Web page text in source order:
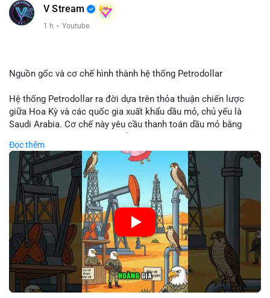
Xem chi tiết các bài viết đầy đủ tại dòng thời gian của Vlike.vn!
V Stream
1 h · Youtube
Nguồn gốc và cơ chế hình thành hệ thống Petrodollar
Hệ thống Petrodollar ra đời dựa trên thỏa thuận chiến lược
giữa Hoa Kỳ và các quốc gia xuất khẩu dầu mỏ, chủ yếu là
Saudi Arabia. Cơ chế này yêu cầu thanh toán dầu mỏ bằng
đồng tiền này trong thương mại quốc tế. Sự thống trị của
Petrodollar đóng vai trò then chốt trong việc củng cố sức
mạnh tài chính Mỹ và ảnh hưởng trực tiếp đến dòng vốn toàn
cầu.
🎥 Xem video trực tiếp tại:
Nguồn: Cú Thông Thái
Đọc thêm